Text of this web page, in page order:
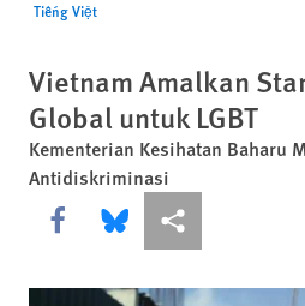
Tiếng Việt
Vietnam Amalkan
Global untuk LGBT
Kementerian Kesihatan Baharu
Antidiskriminasi
Share this via Facebook
Share this via Bluesky
More sharing